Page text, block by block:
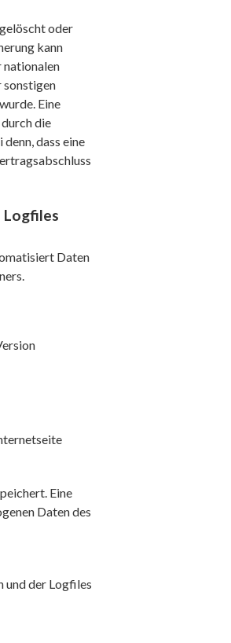
oder
kann
nationalen
sonstigen
Eine
die
dass eine
Logfiles
Daten
Eine
Daten des
und der Logfiles